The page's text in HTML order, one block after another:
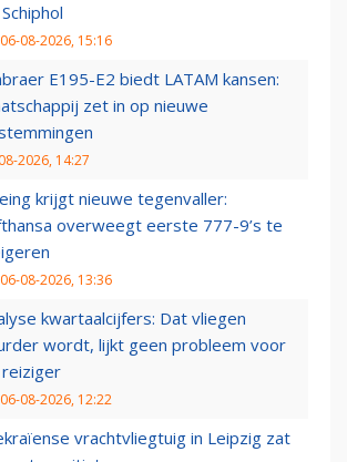
06-08-2026, 15:16
E195-E2 biedt LATAM kansen:
zet in op nieuwe
2026, 14:27
krijgt nieuwe tegenvaller:
overweegt eerste 777-9’s te
06-08-2026, 13:36
kwartaalcijfers: Dat vliegen
wordt, lijkt geen probleem voor
06-08-2026, 12:22
vrachtvliegtuig in Leipzig zat